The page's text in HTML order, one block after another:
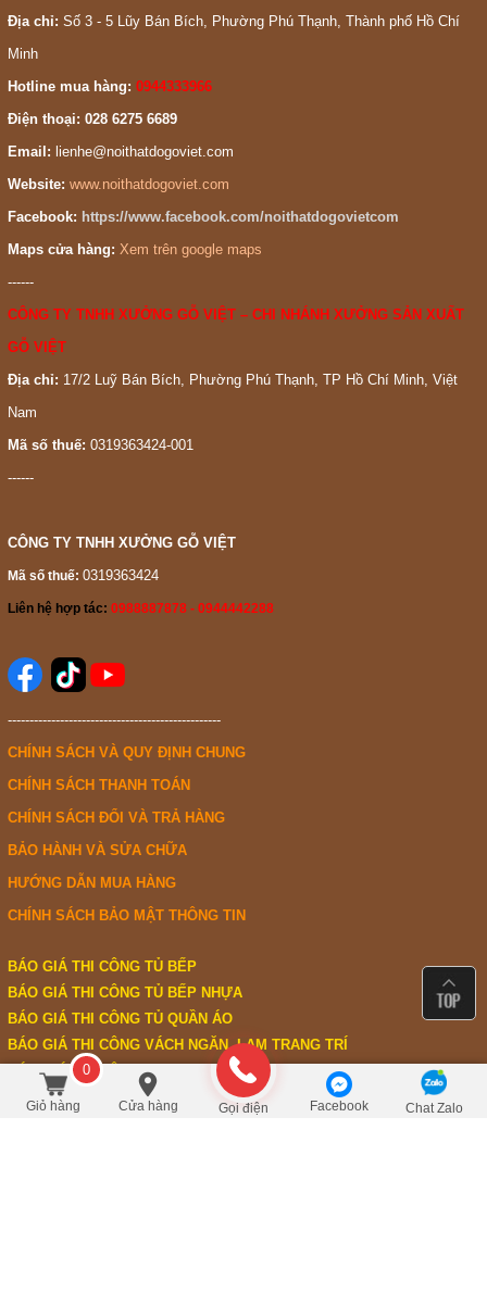
9.000.000 4.500.000 /Cái Đặt mua
Địa chỉ: Số 3 - 5 Lũy Bán Bích, Phường Phú Thạnh, Thành phố Hồ Chí
Minh
Hotline mua hàng: 0944333966
Điện thoại: 028 6275 6689
Email: lienhe@noithatdogoviet.com
Website: www.noithatdogoviet.com
Facebook: https://www.facebook.com/noithatdogovietcom
Maps cửa hàng: Xem trên google maps
------
CÔNG TY TNHH XƯỞNG GỖ VIỆT – CHI NHÁNH XƯỞNG SẢN XUẤT
GỖ VIỆT
Địa chỉ: 17/2 Luỹ Bán Bích, Phường Phú Thạnh, TP Hồ Chí Minh, Việt
Nam
Mã số thuế: 0319363424-001
------
CÔNG TY TNHH XƯỞNG GỖ VIỆT
Mã số thuế: 0319363424
Liên hệ hợp tác: 0988887878 - 0944442288
-------------------------------------------------
CHÍNH SÁCH VÀ QUY ĐỊNH CHUNG
CHÍNH SÁCH THANH TOÁN
CHÍNH SÁCH ĐỔI VÀ TRẢ HÀNG
BẢO HÀNH VÀ SỬA CHỮA
HƯỚNG DẪN MUA HÀNG
CHÍNH SÁCH BẢO MẬT THÔNG TIN
BÁO GIÁ THI CÔNG TỦ BẾP
BÁO GIÁ THI CÔNG TỦ BẾP NHỰA
BÁO GIÁ THI CÔNG TỦ QUẦN ÁO
BÁO GIÁ THI CÔNG VÁCH NGĂN, LAM TRANG TRÍ
BÁO GIÁ THI CÔNG TAY VỊN, MẶT CẦU THANG
BÁO GIÁ THI CÔNG SOFA NỆM
0
Giỏ hàng Cửa hàng Gọi điện Facebook Chat Zalo